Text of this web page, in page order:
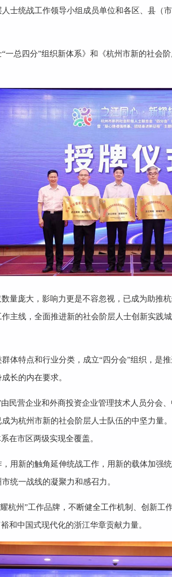
士统战工作领导小组成员单位和各区、县（
一总四分”组织新体系》和《杭州市新的社会
量庞大，影响力更是不容忽视，已成为助推
作主线，全面推进新的社会阶层人士创新实
体特点和行业分类，成立“四分会”组织，是
长的内在要求。
民营企业和外商投资企业管理技术人员分会
为杭州市新的社会阶层人士队伍的中坚力量
在市区两级实现全覆盖。
用新的触角延伸统战工作，用新的载体加强
统一战线的凝聚力和感召力。
杭州”工作品牌，不断健全工作机制、创新工
和中国式现代化的浙江华章贡献力量。